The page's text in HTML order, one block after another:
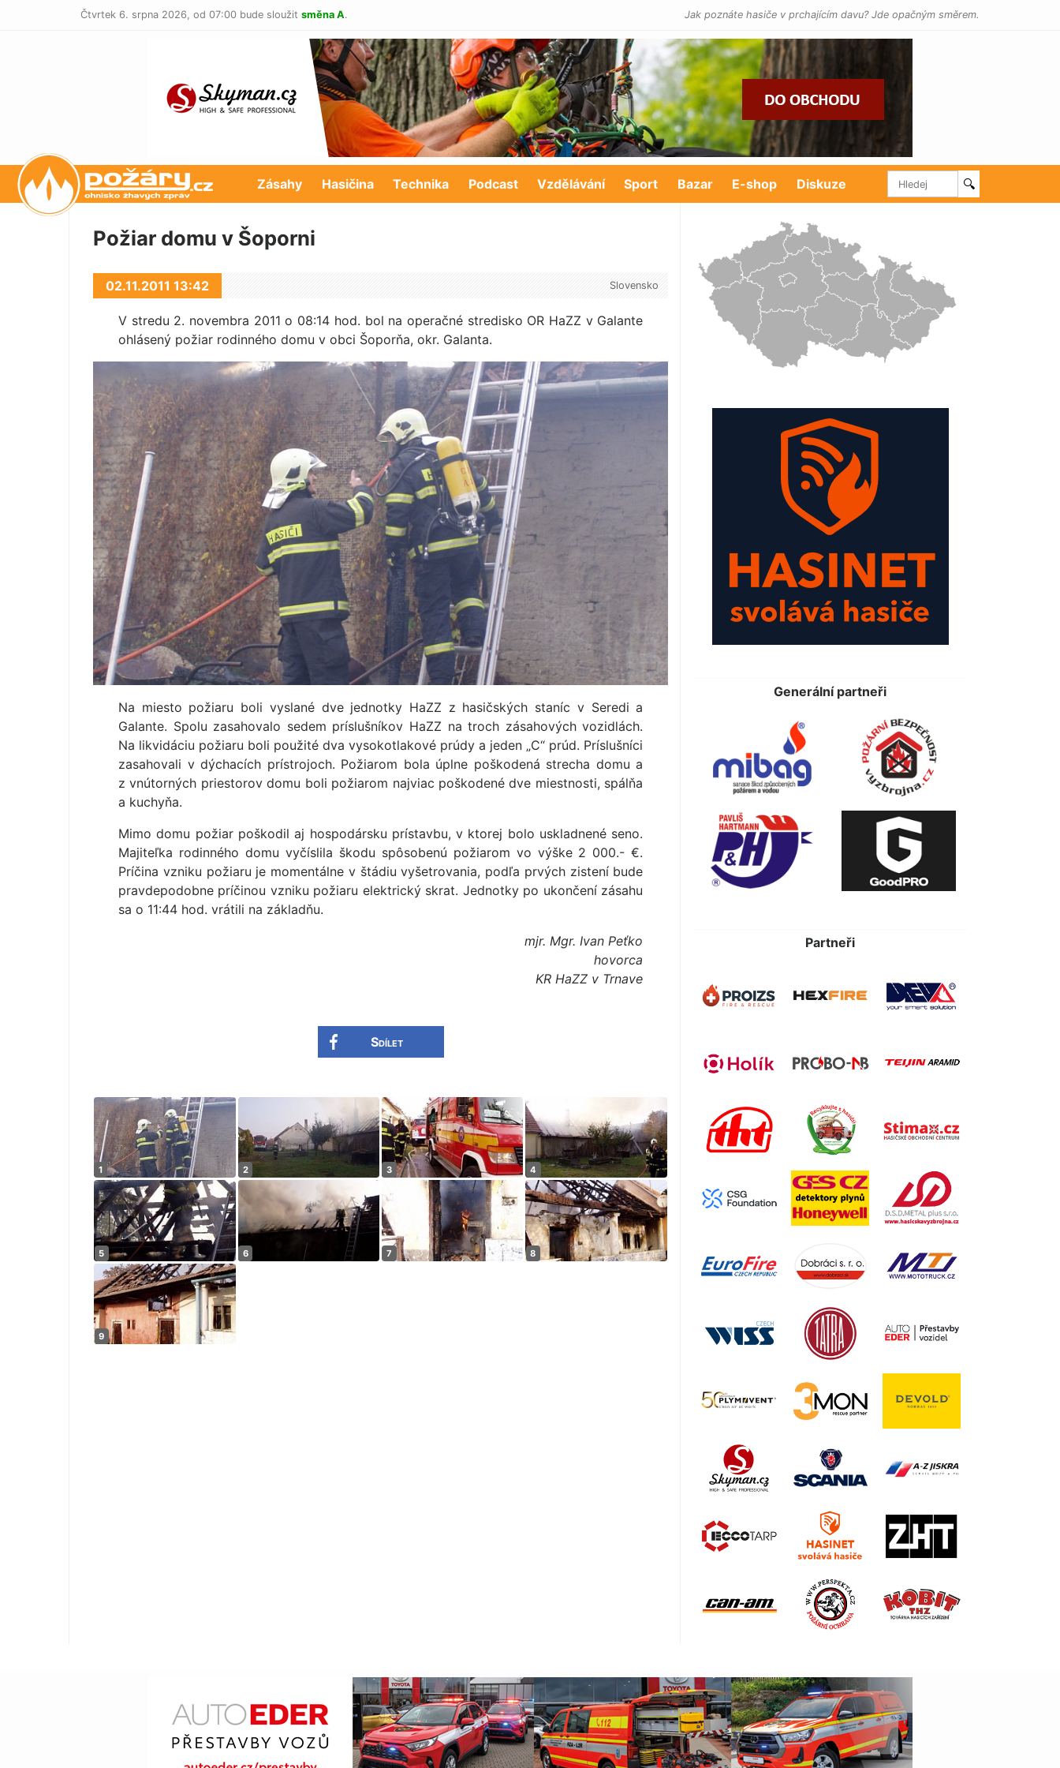
Čtvrtek 6. srpna 2026, od 07:00 bude sloužit směna A. Jak poznáte hasiče v prchajícím davu? Jde opačným směrem.
POŽÁRY.cz Zásahy Hasičina Technika Podcast Vzdělávání Sport Bazar E-shop Diskuze 🔍
Požiar domu v Šoporni
02.11.2011 13:42 Slovensko
V stredu 2. novembra 2011 o 08:14 hod. bol na operačné stredisko OR HaZZ v Galante
ohlásený požiar rodinného domu v obci Šoporňa, okr. Galanta.
Na miesto požiaru boli vyslané dve jednotky HaZZ z hasičských staníc v Seredi a
Galante. Spolu zasahovalo sedem príslušníkov HaZZ na troch zásahových vozidlách.
Na likvidáciu požiaru boli použité dva vysokotlakové prúdy a jeden „C“ prúd. Príslušníci
zasahovali v dýchacích prístrojoch. Požiarom bola úplne poškodená strecha domu a
z vnútorných priestorov domu boli požiarom najviac poškodené dve miestnosti, spálňa
a kuchyňa.
Mimo domu požiar poškodil aj hospodársku prístavbu, v ktorej bolo uskladnené seno.
Majiteľka rodinného domu vyčíslila škodu spôsobenú požiarom vo výške 2 000.- €.
Príčina vzniku požiaru je momentálne v štádiu vyšetrovania, podľa prvých zistení bude
pravdepodobne príčinou vzniku požiaru elektrický skrat. Jednotky po ukončení zásahu
sa o 11:44 hod. vrátili na základňu.
mjr. Mgr. Ivan Peťko
hovorca
KR HaZZ v Trnave
Sdílet
Generální partneři
Partneři